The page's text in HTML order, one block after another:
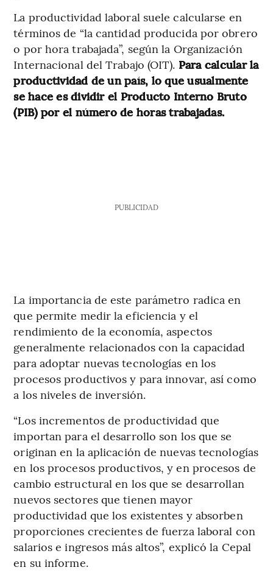
La productividad laboral suele calcularse en
términos de “la cantidad producida por obrero
o por hora trabajada”, según la Organización
Internacional del Trabajo (OIT). Para calcular la
productividad de un país, lo que usualmente
se hace es dividir el Producto Interno Bruto
(PIB) por el número de horas trabajadas.
PUBLICIDAD
La importancia de este parámetro radica en
que permite medir la eficiencia y el
rendimiento de la economía, aspectos
generalmente relacionados con la capacidad
para adoptar nuevas tecnologías en los
procesos productivos y para innovar, así como
a los niveles de inversión.
“Los incrementos de productividad que
importan para el desarrollo son los que se
originan en la aplicación de nuevas tecnologías
en los procesos productivos, y en procesos de
cambio estructural en los que se desarrollan
nuevos sectores que tienen mayor
productividad que los existentes y absorben
proporciones crecientes de fuerza laboral con
salarios e ingresos más altos”, explicó la Cepal
en su informe.